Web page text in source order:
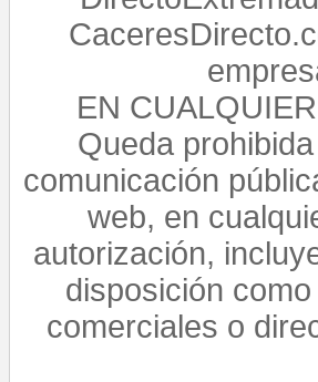
EN
Queda
comunicación
web, en
autorización,
disposición
comerciales o